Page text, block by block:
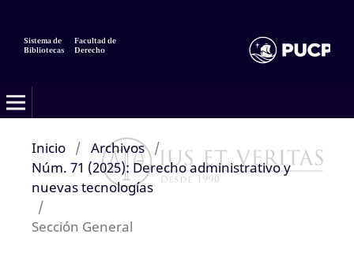
Sistema de
Bibliotecas
Facultad de
Derecho
Inicio / Archivos /
Núm. 71 (2025): Derecho administrativo y
nuevas tecnologías
/
Sección General